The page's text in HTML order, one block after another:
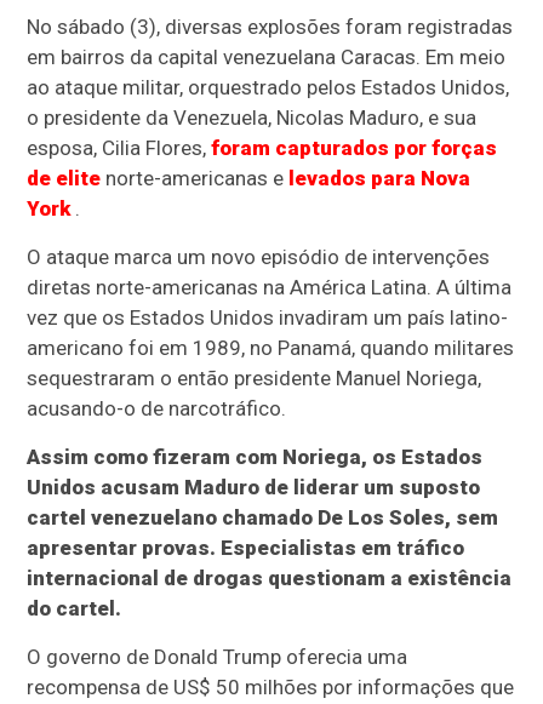
No sábado (3), diversas explosões foram registradas
em bairros da capital venezuelana Caracas. Em meio
ao ataque militar, orquestrado pelos Estados Unidos,
o presidente da Venezuela, Nicolas Maduro, e sua
esposa, Cilia Flores,foram capturados por forças
de elite norte-americanas e levados para Nova
York.
O ataque marca um novo episódio de intervenções
diretas norte-americanas na América Latina. A última
vez que os Estados Unidos invadiram um país latino-
americano foi em 1989, no Panamá, quando militares
sequestraram o então presidente Manuel Noriega,
acusando-o de narcotráfico.
Assim como fizeram com Noriega, os Estados
Unidos acusam Maduro de liderar um suposto
cartel venezuelano chamado De Los Soles, sem
apresentar provas. Especialistas em tráfico
internacional de drogas questionam a existência
do cartel.
O governo de Donald Trump oferecia uma
recompensa de US$ 50 milhões por informações que